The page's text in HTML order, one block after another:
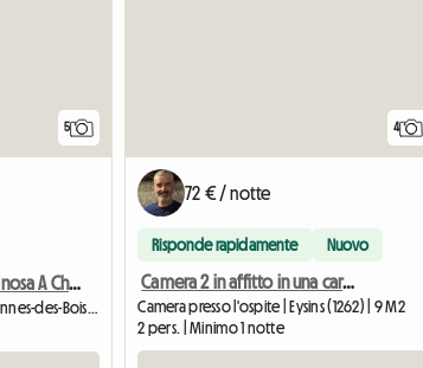
5
Bella Camera Luminosa A Chavannes Des Bois
Camera presso l'ospite | Chavannes-des-Bois (1290) | 25 M2
4
72 € / notte
Risponde rapidamente Nuovo
Camera 2 in affitto in una caratteristica casa di paese
Camera presso l'ospite | Eysins (1262) | 9 M2
2 pers. | Minimo 1 notte